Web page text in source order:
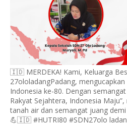
🇮🇩 MERDEKA! Kami, Keluarga
27ololadangPadang,
Indonesia ke-80. Dengan
Rakyat Sejahtera, Indonesia
tanah air dan semangat juang
💪🇮🇩 #HUTRI80 #SDN27olo